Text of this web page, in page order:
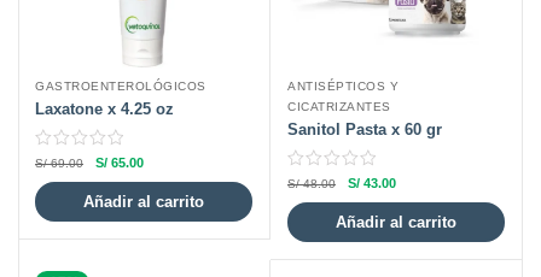
GASTROENTEROLÓGICOS
Laxatone x 4.25 oz
S/69.00 S/ 65.00
Añadir al carrito
ANTISÉPTICOS Y
CICATRIZANTES
Sanitol Pasta x 60 gr
S/48.00 S/ 43.00
Añadir al carrito